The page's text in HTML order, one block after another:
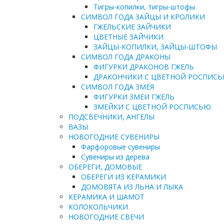
Тигры-копилки, тигры-штофы
СИМВОЛ ГОДА ЗАЙЦЫ И КРОЛИКИ
ГЖЕЛЬСКИЕ ЗАЙЧИКИ
ЦВЕТНЫЕ ЗАЙЧИКИ
ЗАЙЦЫ-КОПИЛКИ, ЗАЙЦЫ-ШТОФЫ
СИМВОЛ ГОДА ДРАКОНЫ
ФИГУРКИ ДРАКОНОВ ГЖЕЛЬ
ДРАКОНЧИКИ С ЦВЕТНОЙ
СИМВОЛ ГОДА ЗМЕЯ
ФИГУРКИ ЗМЕИ ГЖЕЛЬ
ЗМЕЙКИ С ЦВЕТНОЙ РОСПИСЬЮ
ПОДСВЕЧНИКИ, АНГЕЛЫ
ВАЗЫ
НОВОГОДНИЕ СУВЕНИРЫ
Фарфоровые сувениры
Сувениры из дерева
ОБЕРЕГИ, ДОМОВЫЕ
ОБЕРЕГИ ИЗ КЕРАМИКИ
ДОМОВЯТА ИЗ ЛЬНА И ЛЫКА
КЕРАМИКА И ШАМОТ
КОЛОКОЛЬЧИКИ
НОВОГОДНИЕ СВЕЧИ